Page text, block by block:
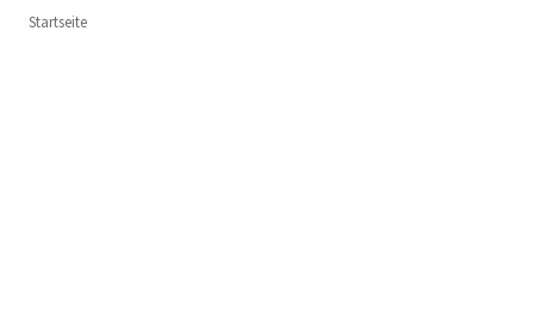
Startseite